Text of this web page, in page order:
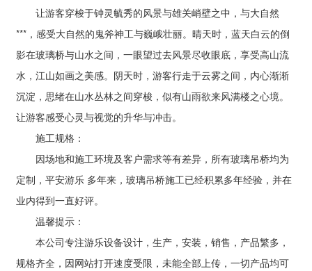
让游客穿梭于钟灵毓秀的风景与雄关峭壁之中，与大自然
***，感受大自然的鬼斧神工与巍峨壮丽。晴天时，蓝天白云的倒
影在玻璃桥与山水之间，一眼望过去风景尽收眼底，享受高山流
水，江山如画之美感。阴天时，游客行走于云雾之间，内心渐渐
沉淀，思绪在山水丛林之间穿梭，似有山雨欲来风满楼之心境。
让游客感受心灵与视觉的升华与冲击。
施工规格：
因场地和施工环境及客户需求等有差异，所有玻璃吊桥均为
定制，平安游乐 多年来，玻璃吊桥施工已经积累多年经验，并在
业内得到一直好评。
温馨提示：
本公司专注游乐设备设计，生产，安装，销售，产品繁多，
规格齐全，因网站打开速度受限，未能全部上传，一切产品均可